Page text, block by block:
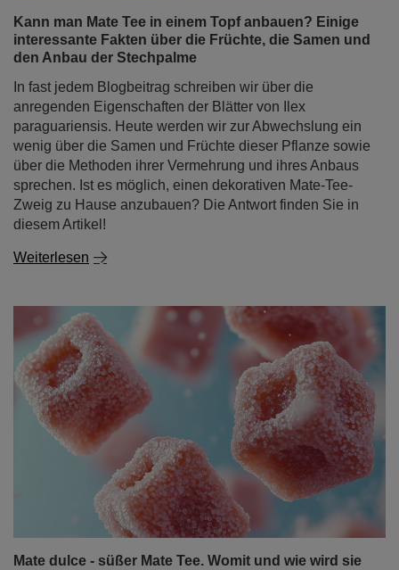
anregenden Eigenschaften der Blätter von Ilex
paraguariensis. Heute werden wir zur Abwechslung ein
wenig über die Samen und Früchte dieser Pflanze sowie
über die Methoden ihrer Vermehrung und ihres Anbaus
sprechen. Ist es möglich, einen dekorativen Mate-Tee-
Zweig zu Hause anzubauen? Die Antwort finden Sie in
diesem Artikel!
Weiterlesen
Mate dulce - süßer Mate Tee. Womit und wie wird sie
Yerba Mate wird traditionell mit einem intensiven,
bitteren Geschmack assoziiert, aber nicht jeder weiß,
dass er in Südamerika oft auch in einer süßen Version